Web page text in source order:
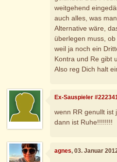
weitgehend
auch alles, was
Alternative wäre,
überlegen muss,
weil ja noch ein
Kontra und Re gibt
Also reg Dich halt
Ex-Sauspieler
wenn RR genullt ist
dann ist Ruhe!!!!!!!!
agnes, 03. Januar